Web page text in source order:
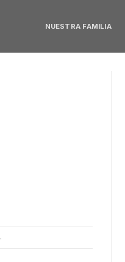
NUESTRA FAMILIA
.